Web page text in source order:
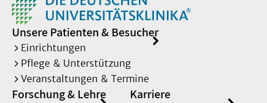
Unsere Patienten & Besucher
Einrichtungen
Pflege & Unterstützung
Veranstaltungen & Termine
Forschung & Lehre Karriere